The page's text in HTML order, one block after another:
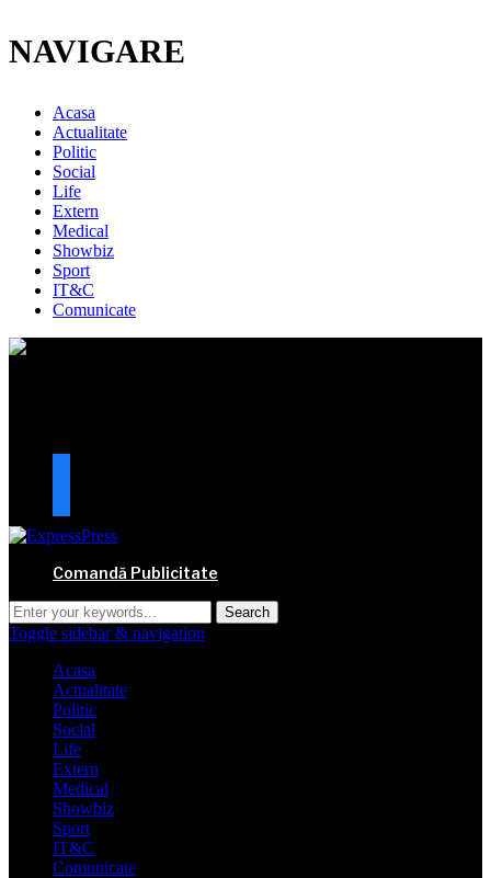
NAVIGARE
Acasa
Actualitate
Politic
Social
Life
Extern
Medical
Showbiz
Sport
IT&C
Comunicate
Comandă Publicitate
Toggle sidebar & navigation
Acasa
Actualitate
Politic
Social
Life
Extern
Medical
Showbiz
Sport
IT&C
Comunicate